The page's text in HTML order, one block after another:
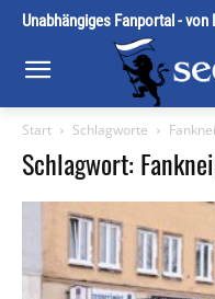
Unabhängiges Fanportal -
Start Schlagworte
Schlagwort: